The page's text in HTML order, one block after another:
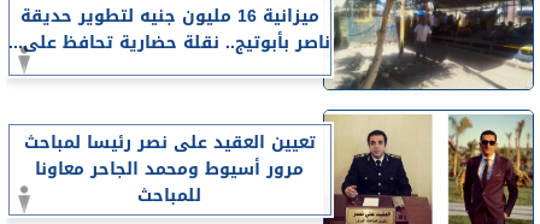
ميزانية 16 مليون جنيه لتطوير حديقة
ناصر بأبوتيج.. نقلة حضارية تحافظ على...
تعيين العقيد على نصر رئيسا لمباحث
مرور أسيوط ومحمد الجاحر معاونا
للمباحث